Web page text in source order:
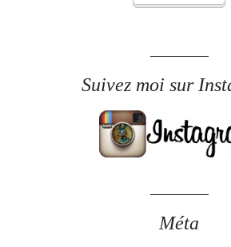
Suivez moi sur
Méta